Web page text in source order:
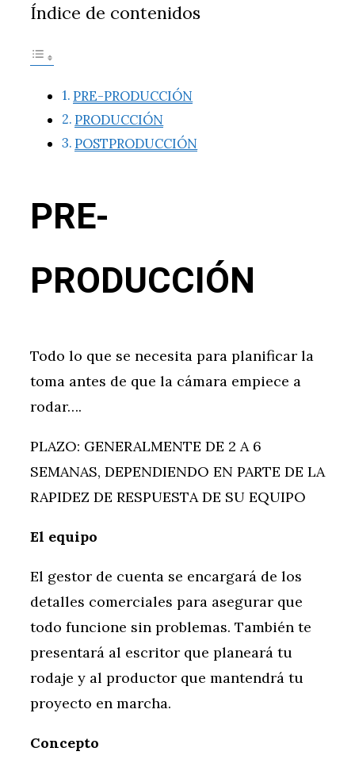
Índice de contenidos
PRE-PRODUCCIÓN
PRODUCCIÓN
POSTPRODUCCIÓN
PRE-
PRODUCCIÓN
Todo lo que se necesita para planificar la
toma antes de que la cámara empiece a
rodar….
PLAZO: GENERALMENTE DE 2 A 6
SEMANAS, DEPENDIENDO EN PARTE DE LA
RAPIDEZ DE RESPUESTA DE SU EQUIPO
El equipo
El gestor de cuenta se encargará de los
detalles comerciales para asegurar que
todo funcione sin problemas. También te
presentará al escritor que planeará tu
rodaje y al productor que mantendrá tu
proyecto en marcha.
Concepto